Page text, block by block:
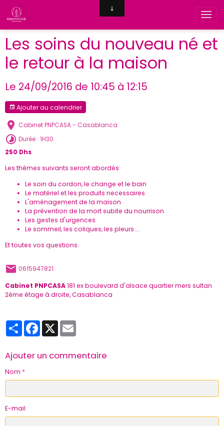
Les soins du nouveau né et
le retour à la maison
Le 24/09/2016 de 10:45 à 12:15
Ajouter au calendrier
Cabinet PNPCASA - Casablanca
Durée : 1H30
250 Dhs
Les thèmes suivants seront abordés:
Le soin du cordon, le change et le bain
Le matériel et les produits necessaires
L'aménagement de la maison
La prévention de la mort subite du nourrison
Les gestes d'urgences
Le sommeil, les coliques, les pleurs....
Et toutes vos questions.
0615947821
Cabinet PNPCASA181 ex boulevard d'alsace quartier mers sultan
2ème étage à droite, Casablanca
PartagerFacebook
X
Ajouter un commentaire
Nom
E-mail